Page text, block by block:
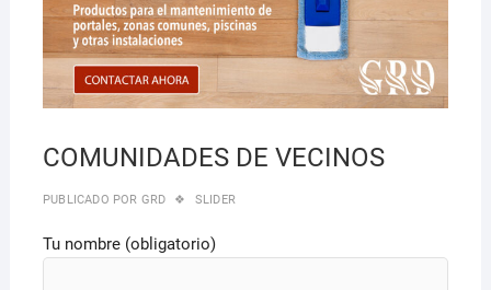
COMUNIDADES DE VECINOS
PUBLICADO POR GRD SLIDER
Tu nombre (obligatorio)